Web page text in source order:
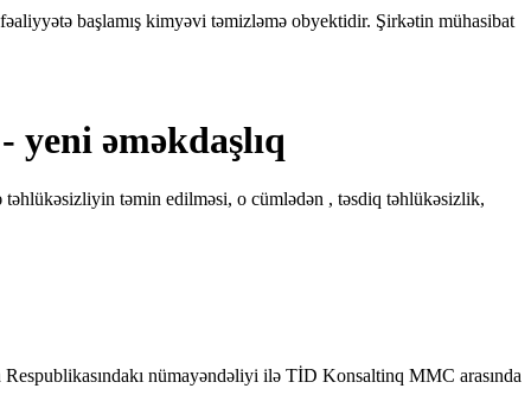
başlamış kimyəvi təmizləmə obyektidir. Şirkətin mühasibat
əməkdaşlıq
təmin edilməsi, o cümlədən , təsdiq təhlükəsizlik,
nümayəndəliyi ilə TİD Konsaltinq MMC arasında